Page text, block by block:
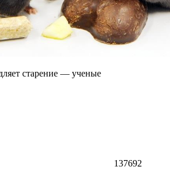
старение — ученые
137692